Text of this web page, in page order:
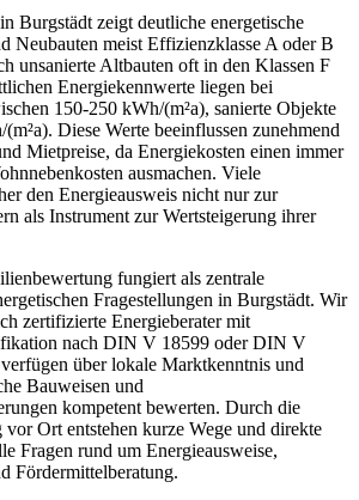
Burgstädt zeigt deutliche energetische
Neubauten meist Effizienzklasse A oder B
unsanierte Altbauten oft in den Klassen F
Energiekennwerte liegen bei
150-250 kWh/(m²a), sanierte Objekte
Diese Werte beeinflussen zunehmend
Mietpreise, da Energiekosten einen immer
ausmachen. Viele
den Energieausweis nicht nur zur
als Instrument zur Wertsteigerung ihrer
fungiert als zentrale
Fragestellungen in Burgstädt. Wir
zertifizierte Energieberater mit
nach DIN V 18599 oder DIN V
über lokale Marktkenntnis und
Bauweisen und
kompetent bewerten. Durch die
Ort entstehen kurze Wege und direkte
Fragen rund um Energieausweise,
Fördermittelberatung.